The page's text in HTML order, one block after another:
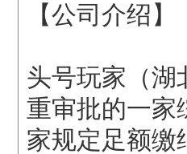
【公司介绍】
头号玩家（湖
重审批的一家
家规定足额缴